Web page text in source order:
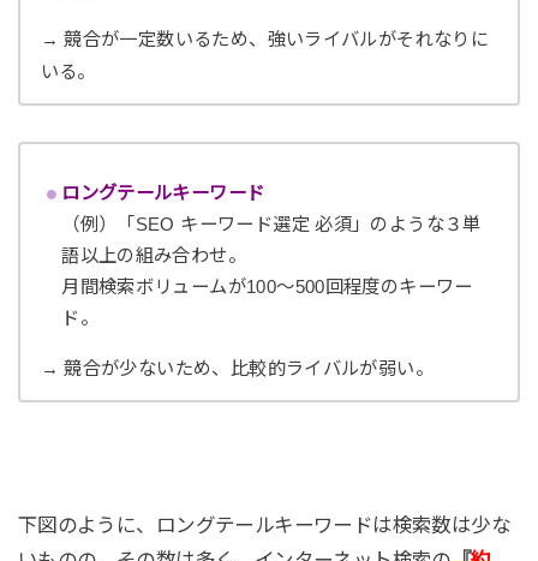
→ 競合が一定数いるため、強いライバルがそれなりに
いる。
ロングテールキーワード
（例）「SEO キーワード選定 必須」のような３単
語以上の組み合わせ。
月間検索ボリュームが100〜500回程度のキーワー
ド。
→ 競合が少ないため、比較的ライバルが弱い。
下図のように、ロングテールキーワードは検索数は少な